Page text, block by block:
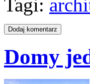
Tagi:
Domy